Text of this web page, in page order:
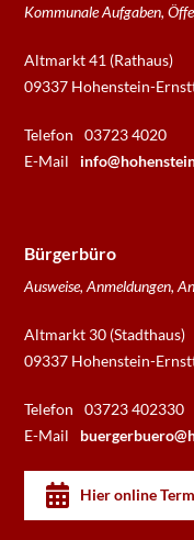
Kommunale Aufgaben,
Altmarkt 41 (Rathaus)
09337 Hohenstein-
Telefon
03723 4020
E-Mail
Bürgerbüro
Ausweise, Anmeldungen,
Altmarkt 30 (Stadthaus)
09337 Hohenstein-
Telefon
03723 402330
E-Mail
Hier online